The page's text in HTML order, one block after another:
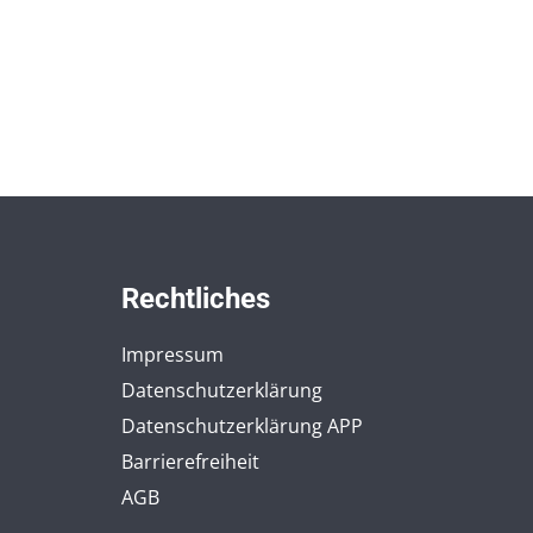
Rechtliches
Impressum
Datenschutzerklärung
Datenschutzerklärung APP
Barrierefreiheit
AGB